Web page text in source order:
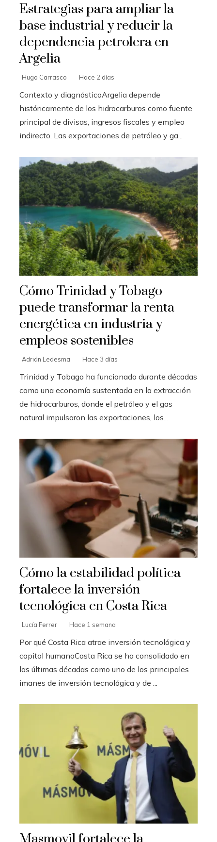
Estrategias para ampliar la
base industrial y reducir la
dependencia petrolera en
Argelia
Hugo Carrasco Hace 2 días
Contexto y diagnósticoArgelia depende
históricamente de los hidrocarburos como fuente
principal de divisas, ingresos fiscales y empleo
indirecto. Las exportaciones de petróleo y ga...
Cómo Trinidad y Tobago
puede transformar la renta
energética en industria y
empleos sostenibles
Adrián Ledesma Hace 3 días
Trinidad y Tobago ha funcionado durante décadas
como una economía sustentada en la extracción
de hidrocarburos, donde el petróleo y el gas
natural impulsaron las exportaciones, los...
Cómo la estabilidad política
fortalece la inversión
tecnológica en Costa Rica
Lucía Ferrer Hace 1 semana
Por qué Costa Rica atrae inversión tecnológica y
capital humanoCosta Rica se ha consolidado en
las últimas décadas como uno de los principales
imanes de inversión tecnológica y de ...